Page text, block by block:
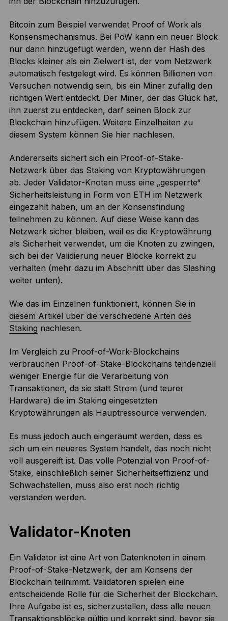
Bitcoin zum Beispiel verwendet Proof of Work als
Konsensmechanismus. Bei PoW kann ein neuer Block
nur dann hinzugefügt werden, wenn der Hash des
Blocks kleiner als ein Zielwert ist, der vom Netzwerk
automatisch festgelegt wird. Es können Billionen von
Versuchen notwendig sein, bis ein Miner zufällig den
richtigen Wert entdeckt. Der Miner, der das Glück hat,
ihn zuerst zu entdecken, darf seinen Block zur
Blockchain hinzufügen. Weitere Einzelheiten zu
diesem System können Sie hier nachlesen.
Andererseits sichert sich ein Proof-of-Stake-
Netzwerk über das Staking von Kryptowährungen
ab. Jeder Validator-Knoten muss eine „gesperrte“
Sicherheitsleistung in Form von ETH im Netzwerk
eingezahlt haben, um an der Konsensfindung
teilnehmen zu können. Auf diese Weise kann das
Netzwerk sicher bleiben, weil es die Kryptowährung
als Sicherheit verwendet, um die Knoten zu zwingen,
sich bei der Validierung neuer Blöcke korrekt zu
verhalten (mehr dazu im Abschnitt über das Slashing
weiter unten).
Wie das im Einzelnen funktioniert, können Sie in
diesem Artikel über die verschiedene Arten des
Staking nachlesen.
Im Vergleich zu Proof-of-Work-Blockchains
verbrauchen Proof-of-Stake-Blockchains tendenziell
weniger Energie für die Verarbeitung von
Transaktionen, da sie statt Strom (und teurer
Hardware) die im Staking eingesetzten
Kryptowährungen als Hauptressource verwenden.
Es muss jedoch auch eingeräumt werden, dass es
sich um ein neueres System handelt, das noch nicht
voll ausgereift ist. Das volle Potenzial von Proof-of-
Stake, einschließlich seiner Sicherheitseffizienz und
Schwachstellen, muss also erst noch richtig
verstanden werden.
Validator-Knoten
Ein Validator ist eine Art von Datenknoten in einem
Proof-of-Stake-Netzwerk, der am Konsens der
Blockchain teilnimmt. Validatoren spielen eine
entscheidende Rolle für die Sicherheit der Blockchain.
Ihre Aufgabe ist es, sicherzustellen, dass alle neuen
Transaktionsblöcke gültig und korrekt sind, bevor sie